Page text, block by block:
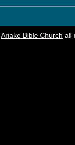
Ariake Bible Church all